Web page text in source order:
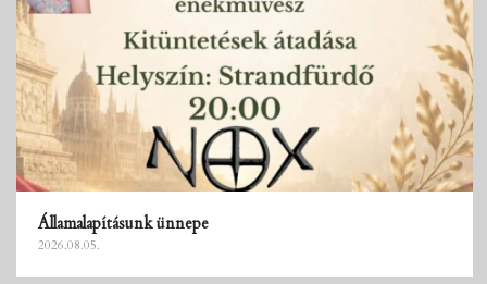
Államalapításunk ünnepe
2026.08.05.